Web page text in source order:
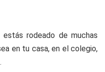
rodeado de muchas
en tu casa, en el colegio,